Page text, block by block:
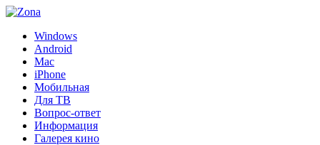
Windows
Android
Mac
iPhone
Мобильная
Для ТВ
Вопрос-ответ
Информация
Галерея кино